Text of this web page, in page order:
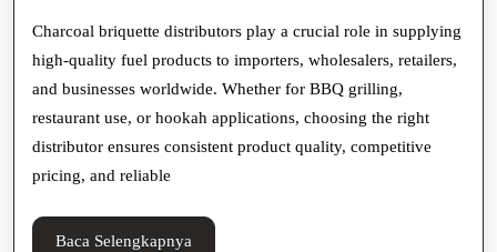
Trusted
Global
Supplier
for
Charcoal briquette distributors play a crucial role in supplying
high-quality fuel products to importers, wholesalers, retailers,
and businesses worldwide. Whether for BBQ grilling,
restaurant use, or hookah applications, choosing the right
distributor ensures consistent product quality, competitive
pricing, and reliable
Baca Selengkapnya